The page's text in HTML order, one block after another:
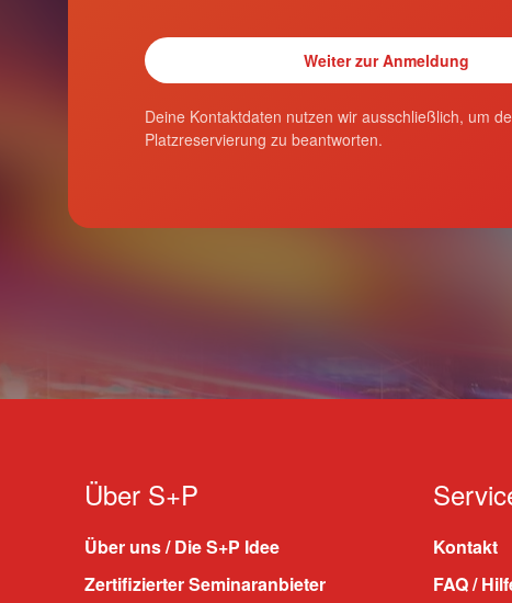
Deine Kontaktdaten nutzen wir ausschließlich, um
Platzreservierung zu beantworten.
Über S+P
Über uns / Die S+P Idee
Zertifizierter Seminaranbieter
Kontakt
FAQ /